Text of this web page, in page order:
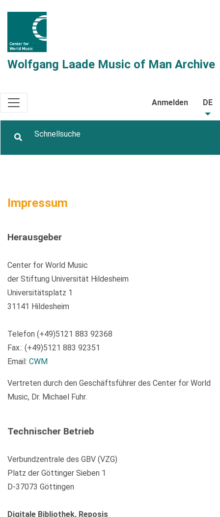
Wolfgang Laade Music of Man Archive
Anmelden DE
Impressum
Herausgeber
Center for World Music
der Stiftung Universität Hildesheim
Universitätsplatz 1
31141 Hildesheim
Telefon (+49)5121 883 92368
Fax.: (+49)5121 883 92351
Email: CWM
Vertreten durch den Geschäftsführer des Center for World
Music, Dr. Michael Fuhr.
Technischer Betrieb
Verbundzentrale des GBV (VZG)
Platz der Göttinger Sieben 1
D-37073 Göttingen
Digitale Bibliothek, Reposis